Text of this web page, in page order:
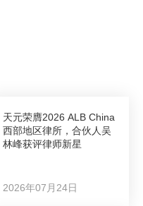
天元荣膺2026 ALB China
西部地区律所，合伙人吴
林峰获评律师新星
2026年07月24日